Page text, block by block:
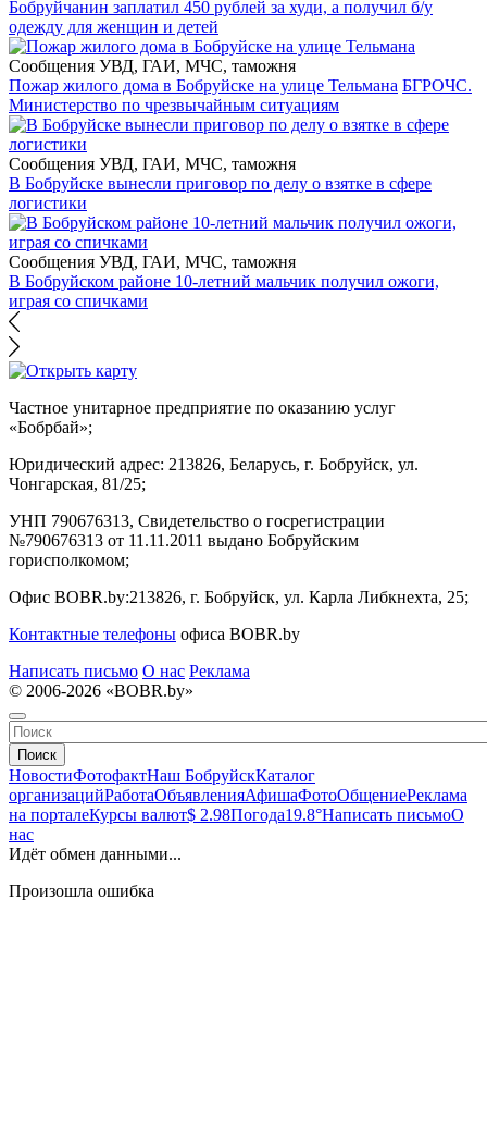
Бобруйчанин заплатил 450 рублей за худи, а получил б/у
одежду для женщин и детей
Сообщения УВД, ГАИ, МЧС, таможня
Пожар жилого дома в Бобруйске на улице Тельмана БГРОЧС.
Министерство по чрезвычайным ситуациям
Сообщения УВД, ГАИ, МЧС, таможня
В Бобруйске вынесли приговор по делу о взятке в сфере
логистики
Сообщения УВД, ГАИ, МЧС, таможня
В Бобруйском районе 10-летний мальчик получил ожоги,
играя со спичками
Частное унитарное предприятие по оказанию услуг
«Бобрбай»;
Юридический адрес: 213826, Беларусь, г. Бобруйск, ул.
Чонгарская, 81/25;
УНП 790676313, Свидетельство о госрегистрации
№790676313 от 11.11.2011 выдано Бобруйским
горисполкомом;
Офис BOBR.by:213826, г. Бобруйск, ул. Карла Либкнехта, 25;
Контактные телефоны офиса BOBR.by
Написать письмо О нас Реклама
© 2006-2026 «BOBR.by»
Поиск
НовостиФотофактНаш БобруйскКаталог
организацийРаботаОбъявленияАфишаФотоОбщениеРеклама
на порталеКурсы валют$ 2.98Погода19.8°Написать письмоО
нас
Идёт обмен данными...
Произошла ошибка